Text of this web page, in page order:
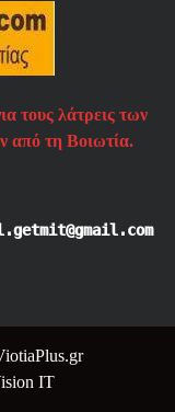
τους λάτρεις των
από τη Βοιωτία.
IT